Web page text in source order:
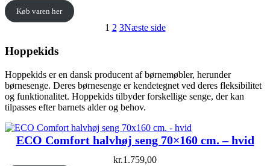
Køb varen her
1 2 3Næste side
Hoppekids
Hoppekids er en dansk producent af børnemøbler, herunder
børnesenge. Deres børnesenge er kendetegnet ved deres fleksibilitet
og funktionalitet. Hoppekids tilbyder forskellige senge, der kan
tilpasses efter barnets alder og behov.
ECO Comfort halvhøj seng 70×160 cm. – hvid
kr.1.759,00